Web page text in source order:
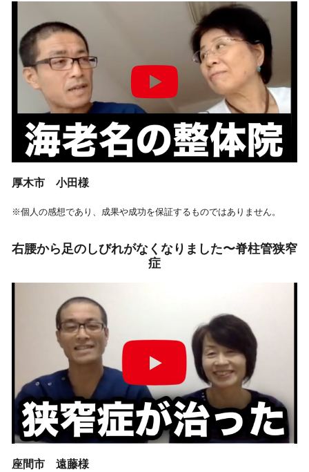
厚木市 小田様
※個人の感想であり、成果や成功を保証するものではありません。
右腰から足のしびれがなくなりました〜脊柱管狭窄
症
座間市 遠藤様